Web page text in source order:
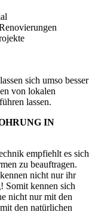
sich umso besser
von lokalen
lassen.
IN
empfiehlt es sich
zu beauftragen.
nicht nur ihr
Somit kennen sich
nicht nur mit den
den natürlichen